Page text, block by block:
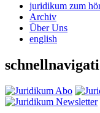
juridikum zum
Archiv
Über Uns
english